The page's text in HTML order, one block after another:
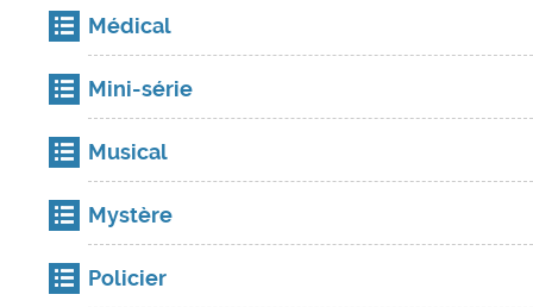
Médical
Mini-série
Musical
Mystère
Policier